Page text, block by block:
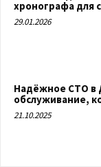
хронографа для
29.01.2026
Надёжное СТО в
обслуживание,
21.10.2025